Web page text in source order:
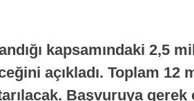
kapsamındaki 2,5
açıkladı. Toplam
Başvuruya gerek